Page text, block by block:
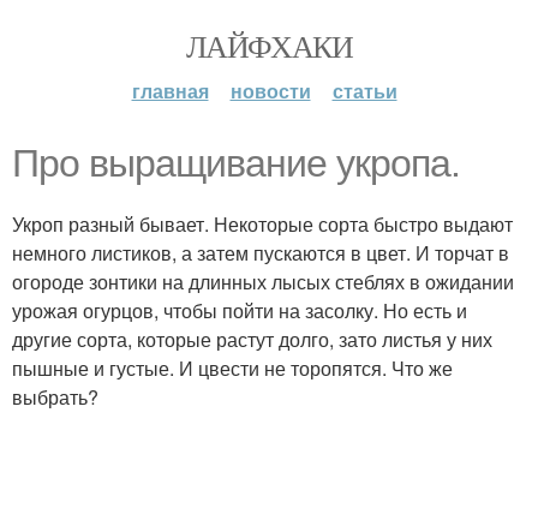
ЛАЙФХАКИ
главная новости статьи
Про выращивание укропа.
Укроп разный бывает. Некоторые сорта быстро выдают
немного листиков, а затем пускаются в цвет. И торчат в
огороде зонтики на длинных лысых стеблях в ожидании
урожая огурцов, чтобы пойти на засолку. Но есть и
другие сорта, которые растут долго, зато листья у них
пышные и густые. И цвести не торопятся. Что же
выбрать?